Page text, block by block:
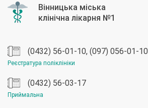
(0432) 56-01-10, (097) 056-01-10
Реєстратура поліклініки
(0432) 56-03-17
Приймальна